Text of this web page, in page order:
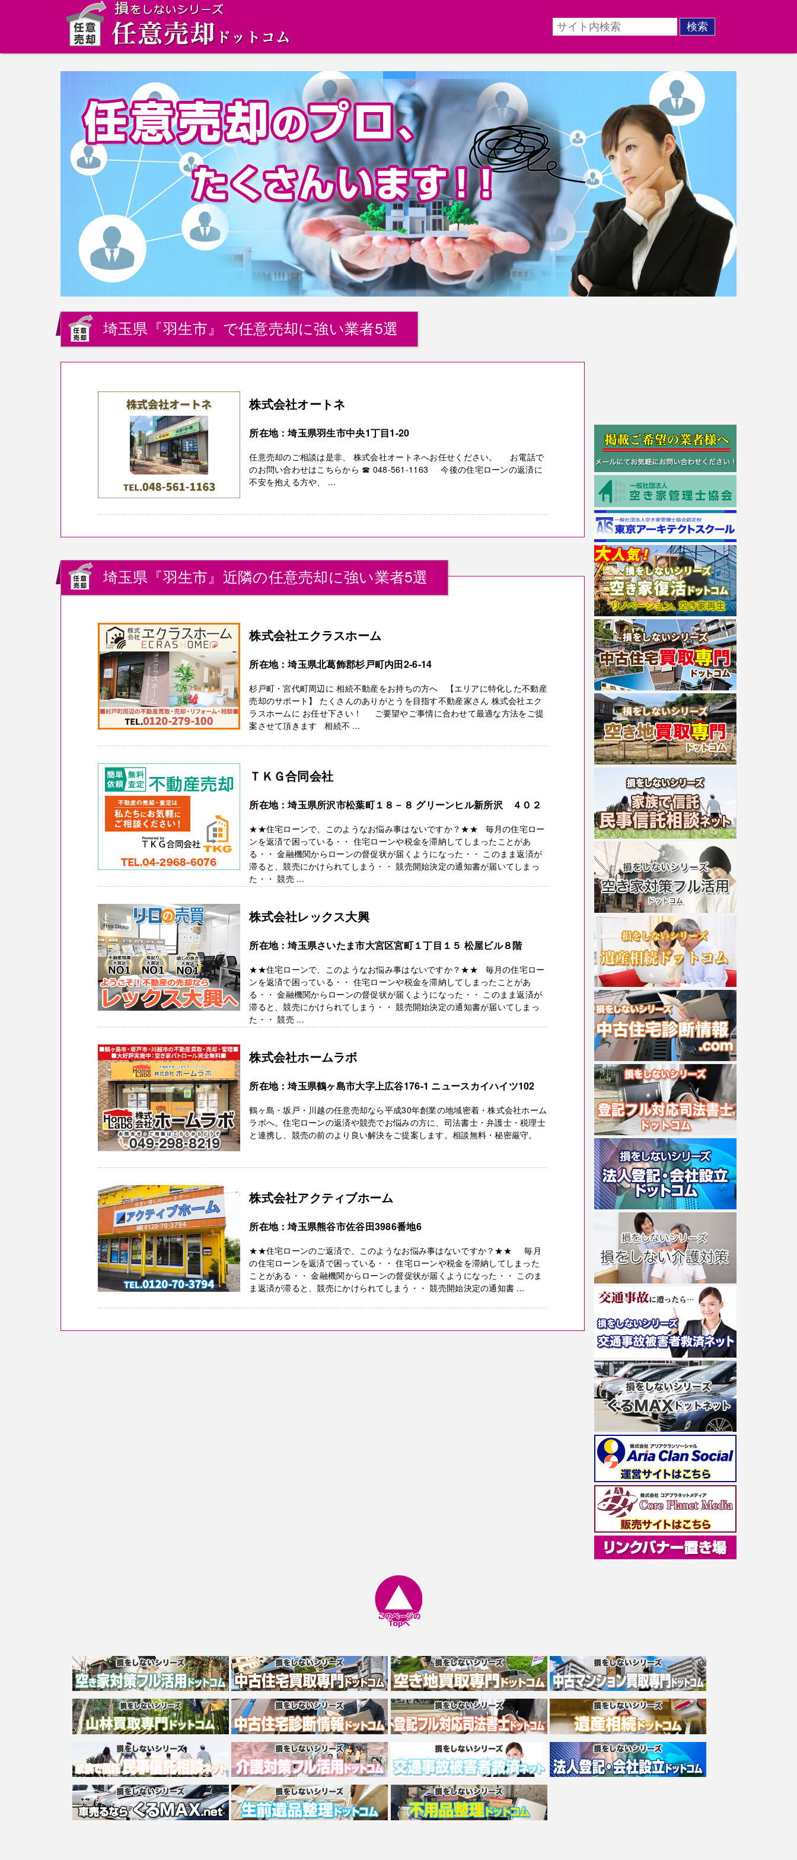
埼玉県『羽生市』で任意売却に強い業者5選
株式会社オートネ
所在地：埼玉県羽生市中央1丁目1-20
任意売却のご相談は是非、 株式会社オートネへお任せください。 お電話で
のお問い合わせはこちらから ☎ 048-561-1163 今後の住宅ローンの返済に
不安を抱える方や、 ...
埼玉県『羽生市』近隣の任意売却に強い業者5選
株式会社エクラスホーム
所在地：埼玉県北葛飾郡杉戸町内田2-6-14
杉戸町・宮代町周辺に 相続不動産をお持ちの方へ 【エリアに特化した不動産
売却のサポート】 たくさんのありがとうを目指す不動産家さん 株式会社エク
ラスホームに お任せ下さい！ ご要望やご事情に合わせて最適な方法をご提
案させて頂きます 相続不 ...
ＴＫＧ合同会社
所在地：埼玉県所沢市松葉町１８－８ グリーンヒル新所沢 ４０２
★★住宅ローンで、このようなお悩み事はないですか？★★ 毎月の住宅ロー
ンを返済で困っている・・ 住宅ローンや税金を滞納してしまったことがあ
る・・ 金融機関からローンの督促状が届くようになった・・ このまま返済が
滞ると、競売にかけられてしまう・・ 競売開始決定の通知書が届いてしまっ
た・・ 競売 ...
株式会社レックス大興
所在地：埼玉県さいたま市大宮区宮町１丁目１５ 松屋ビル８階
★★住宅ローンで、このようなお悩み事はないですか？★★ 毎月の住宅ロー
ンを返済で困っている・・ 住宅ローンや税金を滞納してしまったことがあ
る・・ 金融機関からローンの督促状が届くようになった・・ このまま返済が
滞ると、競売にかけられてしまう・・ 競売開始決定の通知書が届いてしまっ
た・・ 競売 ...
株式会社ホームラボ
所在地：埼玉県鶴ヶ島市大字上広谷176-1 ニュースカイハイツ102
鶴ヶ島・坂戸・川越の任意売却なら平成30年創業の地域密着・株式会社ホーム
ラボへ。住宅ローンの返済や競売でお悩みの方に、司法書士・弁護士・税理士
と連携し、競売の前のより良い解決をご提案します。相談無料・秘密厳守。
株式会社アクティブホーム
所在地：埼玉県熊谷市佐谷田3986番地6
★★住宅ローンのご返済で、このようなお悩み事はないですか？★★ 毎月
の住宅ローンを返済で困っている・・ 住宅ローンや税金を滞納してしまった
ことがある・・ 金融機関からローンの督促状が届くようになった・・ このま
ま返済が滞ると、競売にかけられてしまう・・ 競売開始決定の通知書 ...